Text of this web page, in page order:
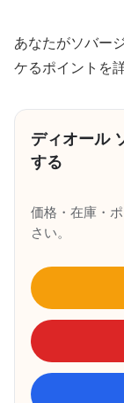
あなたがソバー
ケるポイントを
ディオール
する
価格・在庫・
さい。